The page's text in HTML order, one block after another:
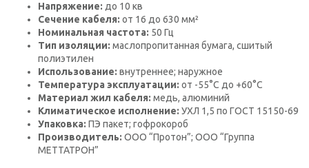
Напряжение: до 10 кв
Сечение кабеля: от 16 до 630 мм²
Номинальная частота: 50 Гц
Тип изоляции: маслопропитанная бумага, сшитый
полиэтилен
Использование: внутреннее; наружное
Температура эксплуатации: от -55°C до +60°C
Материал жил кабеля: медь, алюминий
Климатическое исполнение: УХЛ 1,5 по ГОСТ 15150-69
Упаковка: ПЭ пакет; гофрокороб
Производитель: ООО “Протон”; ООО “Группа
МЕТТАТРОН”